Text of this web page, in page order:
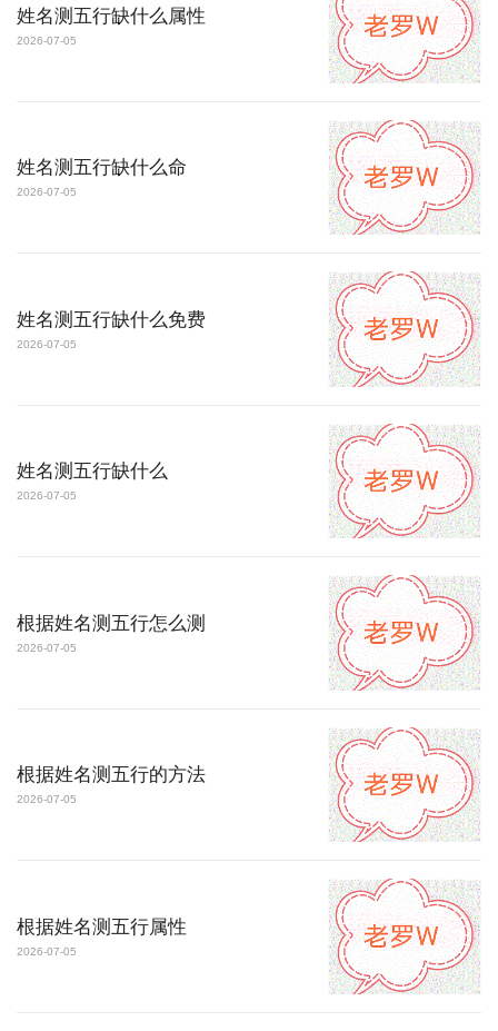
姓名测五行缺什么属性
2026-07-05
姓名测五行缺什么命
2026-07-05
姓名测五行缺什么免费
2026-07-05
姓名测五行缺什么
2026-07-05
根据姓名测五行怎么测
2026-07-05
根据姓名测五行的方法
2026-07-05
根据姓名测五行属性
2026-07-05